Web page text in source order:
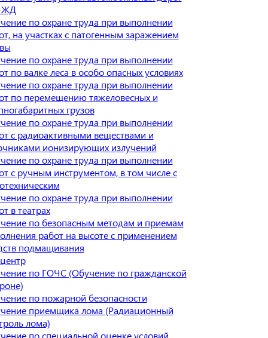
ЖД
по охране труда при выполнении
на участках с патогенным заражением
по охране труда при выполнении
по валке леса в особо опасных условиях
по охране труда при выполнении
по перемещению тяжеловесных и
грузов
по охране труда при выполнении
с радиоактивными веществами и
ионизирующих излучений
по охране труда при выполнении
с ручным инструментом, в том числе с
по охране труда при выполнении
в театрах
по безопасным методам и приемам
работ на высоте с применением
подмащивания
по ГОЧС (Обучение по гражданской
по пожарной безопасности
приемщика лома (Радиационный
лома)
по специальной оценке условий